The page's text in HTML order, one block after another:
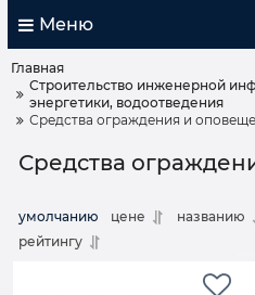
Меню
Главная
Строительство инженерной
энергетики, водоотведения
Средства ограждения и
Средства
умолчанию цене
названию
рейтингу